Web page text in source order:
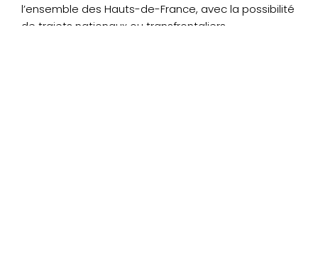
l’ensemble des Hauts-de-France, avec la possibilité
de trajets nationaux ou transfrontaliers.